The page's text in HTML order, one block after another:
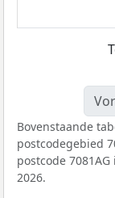
Bovenstaande
postcodegebied
postcode 7081AG
2026.